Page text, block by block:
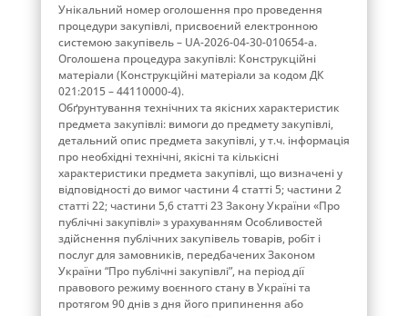
Унікальний номер оголошення про проведення
процедури закупівлі, присвоєний електронною
системою закупівель – UA-2026-04-30-010654-a.
Оголошена процедура закупівлі: Конструкційні
матеріали (Конструкційні матеріали за кодом ДК
021:2015 – 44110000-4).
Обґрунтування технічних та якісних характеристик
предмета закупівлі: вимоги до предмету закупівлі,
детальний опис предмета закупівлі, у т.ч. інформація
про необхідні технічні, якісні та кількісні
характеристики предмета закупівлі, що визначені у
відповідності до вимог частини 4 статті 5; частини 2
статті 22; частини 5,6 статті 23 Закону України «Про
публічні закупівлі» з урахуванням Особливостей
здійснення публічних закупівель товарів, робіт і
послуг для замовників, передбачених Законом
України “Про публічні закупівлі”, на період дії
правового режиму воєнного стану в Україні та
протягом 90 днів з дня його припинення або